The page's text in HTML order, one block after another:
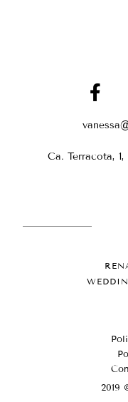
Ca. Terracota,
2019